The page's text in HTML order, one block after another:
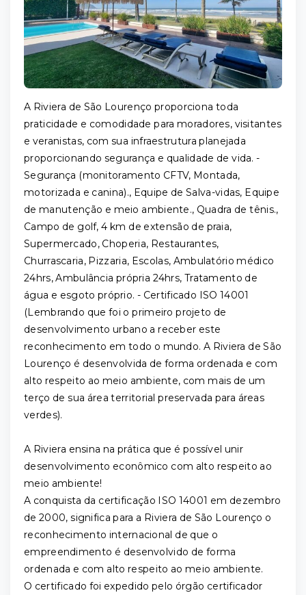
A Riviera de São Lourenço proporciona toda
praticidade e comodidade para moradores, visitantes
e veranistas, com sua infraestrutura planejada
proporcionando segurança e qualidade de vida. -
Segurança (monitoramento CFTV, Montada,
motorizada e canina)., Equipe de Salva-vidas, Equipe
de manutenção e meio ambiente., Quadra de tênis.,
Campo de golf, 4 km de extensão de praia,
Supermercado, Choperia, Restaurantes,
Churrascaria, Pizzaria, Escolas, Ambulatório médico
24hrs, Ambulância própria 24hrs, Tratamento de
água e esgoto próprio. - Certificado ISO 14001
(Lembrando que foi o primeiro projeto de
desenvolvimento urbano a receber este
reconhecimento em todo o mundo. A Riviera de São
Lourenço é desenvolvida de forma ordenada e com
alto respeito ao meio ambiente, com mais de um
terço de sua área territorial preservada para áreas
verdes).
A Riviera ensina na prática que é possível unir
desenvolvimento econômico com alto respeito ao
meio ambiente!
A conquista da certificação ISO 14001 em dezembro
de 2000, significa para a Riviera de São Lourenço o
reconhecimento internacional de que o
empreendimento é desenvolvido de forma
ordenada e com alto respeito ao meio ambiente.
O certificado foi expedido pelo órgão certificador